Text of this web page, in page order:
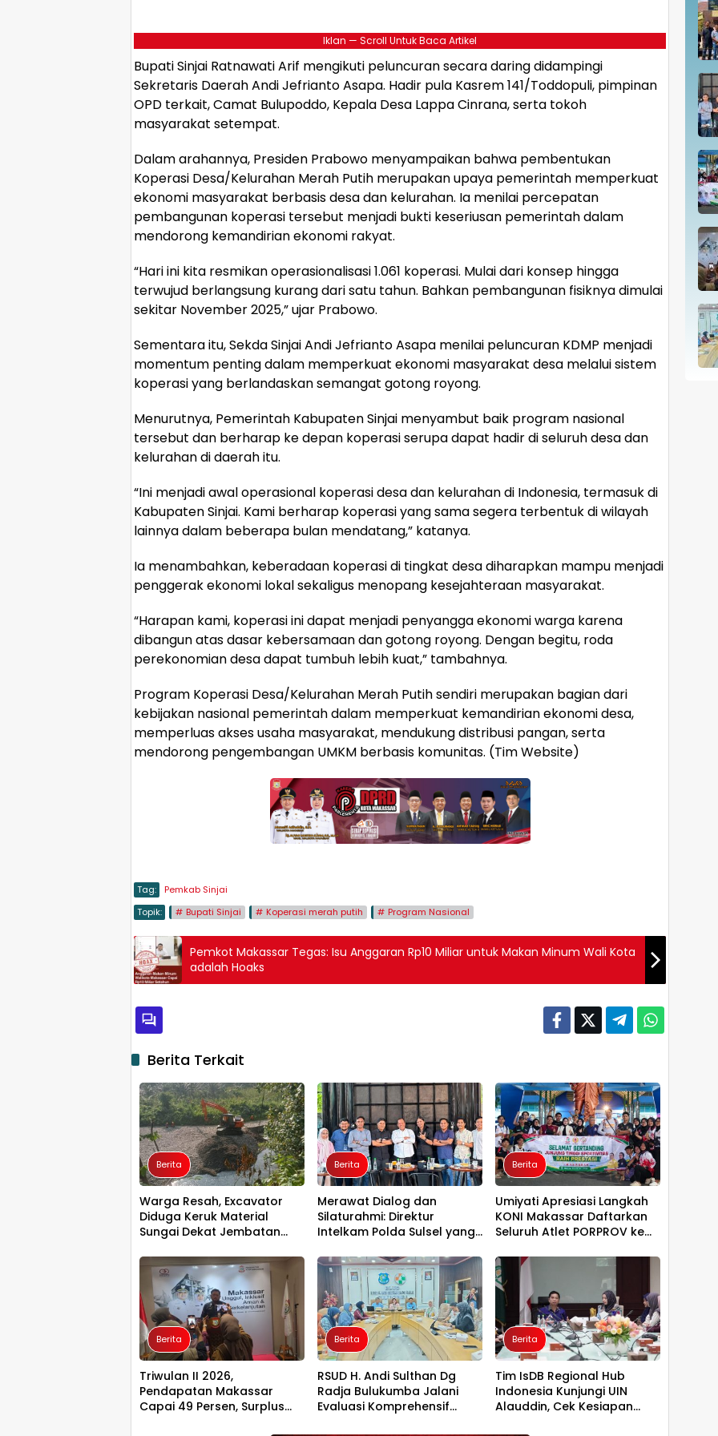
Iklan — Scroll Untuk Baca Artikel
Bupati Sinjai Ratnawati Arif mengikuti peluncuran secara daring didampingi
Sekretaris Daerah Andi Jefrianto Asapa. Hadir pula Kasrem 141/Toddopuli, pimpinan
OPD terkait, Camat Bulupoddo, Kepala Desa Lappa Cinrana, serta tokoh
masyarakat setempat.
Dalam arahannya, Presiden Prabowo menyampaikan bahwa pembentukan
Koperasi Desa/Kelurahan Merah Putih merupakan upaya pemerintah memperkuat
ekonomi masyarakat berbasis desa dan kelurahan. Ia menilai percepatan
pembangunan koperasi tersebut menjadi bukti keseriusan pemerintah dalam
mendorong kemandirian ekonomi rakyat.
“Hari ini kita resmikan operasionalisasi 1.061 koperasi. Mulai dari konsep hingga
terwujud berlangsung kurang dari satu tahun. Bahkan pembangunan fisiknya dimulai
sekitar November 2025,” ujar Prabowo.
Sementara itu, Sekda Sinjai Andi Jefrianto Asapa menilai peluncuran KDMP menjadi
momentum penting dalam memperkuat ekonomi masyarakat desa melalui sistem
koperasi yang berlandaskan semangat gotong royong.
Menurutnya, Pemerintah Kabupaten Sinjai menyambut baik program nasional
tersebut dan berharap ke depan koperasi serupa dapat hadir di seluruh desa dan
kelurahan di daerah itu.
“Ini menjadi awal operasional koperasi desa dan kelurahan di Indonesia, termasuk di
Kabupaten Sinjai. Kami berharap koperasi yang sama segera terbentuk di wilayah
lainnya dalam beberapa bulan mendatang,” katanya.
Ia menambahkan, keberadaan koperasi di tingkat desa diharapkan mampu menjadi
penggerak ekonomi lokal sekaligus menopang kesejahteraan masyarakat.
“Harapan kami, koperasi ini dapat menjadi penyangga ekonomi warga karena
dibangun atas dasar kebersamaan dan gotong royong. Dengan begitu, roda
perekonomian desa dapat tumbuh lebih kuat,” tambahnya.
Program Koperasi Desa/Kelurahan Merah Putih sendiri merupakan bagian dari
kebijakan nasional pemerintah dalam memperkuat kemandirian ekonomi desa,
memperluas akses usaha masyarakat, mendukung distribusi pangan, serta
mendorong pengembangan UMKM berbasis komunitas. (Tim Website)
Tag:
Pemkab Sinjai
Topik:
Bupati Sinjai Koperasi merah putih Program Nasional
Pemkot Makassar Tegas: Isu Anggaran Rp10 Miliar untuk Makan Minum Wali Kota
adalah Hoaks
Berita Terkait
Berita
Warga Resah, Excavator
Diduga Keruk Material
Sungai Dekat Jembatan
Luwu Timur
Berita
Merawat Dialog dan
Silaturahmi: Direktur
Intelkam Polda Sulsel yang
Berita
Umiyati Apresiasi Langkah
KONI Makassar Daftarkan
Seluruh Atlet PORPROV ke
Berita
Triwulan II 2026,
Pendapatan Makassar
Capai 49 Persen, Surplus
Berita
RSUD H. Andi Sulthan Dg
Radja Bulukumba Jalani
Evaluasi Komprehensif
Berita
Tim IsDB Regional Hub
Indonesia Kunjungi UIN
Alauddin, Cek Kesiapan